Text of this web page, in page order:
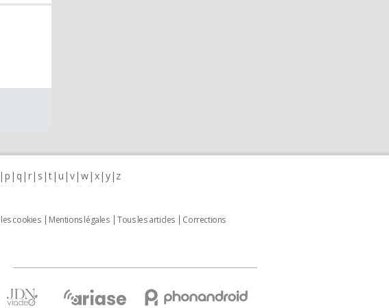
p q r s t u v w x y z
cookies Mentions légales Tous les articles
Corrections